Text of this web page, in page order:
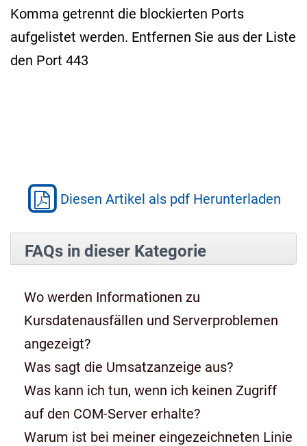
Komma getrennt die blockierten Ports
aufgelistet werden. Entfernen Sie aus der Liste
den Port 443
Diesen Artikel als pdf Herunterladen
FAQs in dieser Kategorie
Wo werden Informationen zu
Kursdatenausfällen und Serverproblemen
angezeigt?
Was sagt die Umsatzanzeige aus?
Was kann ich tun, wenn ich keinen Zugriff
auf den COM-Server erhalte?
Warum ist bei meiner eingezeichneten Linie